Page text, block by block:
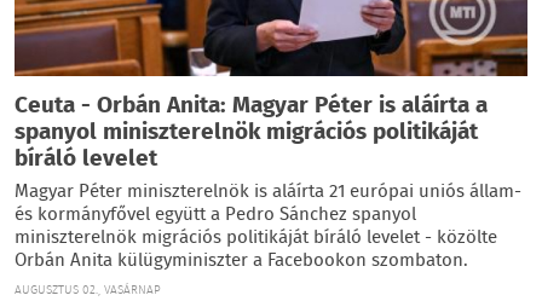
Ceuta - Orbán Anita: Magyar Péter is aláírta a
spanyol miniszterelnök migrációs politikáját
bíráló levelet
Magyar Péter miniszterelnök is aláírta 21 európai uniós állam-
és kormányfővel együtt a Pedro Sánchez spanyol
miniszterelnök migrációs politikáját bíráló levelet - közölte
Orbán Anita külügyminiszter a Facebookon szombaton.
AUGUSZTUS 02., VASÁRNAP